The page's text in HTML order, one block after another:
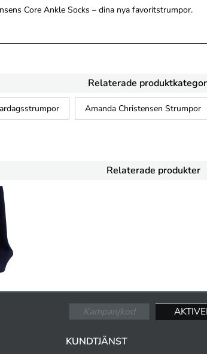
Core Ankle Socks – dina nya favoritstrumpor.
Relaterade
Amanda Christensen Strumpor
Relaterade produkter
KUNDTJÄNST